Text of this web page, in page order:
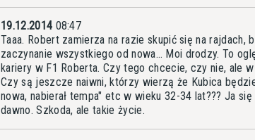
19.12.2014 08:47
Taaa. Robert zamierza na razie skupić się na rajdach,
zaczynanie wszystkiego od nowa… Moi drodzy. To
kariery w F1 Roberta. Czy tego chcecie, czy nie, ale
Czy są jeszcze naiwni, którzy wierzą że Kubica
nowa, nabierał tempa" etc w wieku 32-34 lat??? Ja
dawno. Szkoda, ale takie życie.